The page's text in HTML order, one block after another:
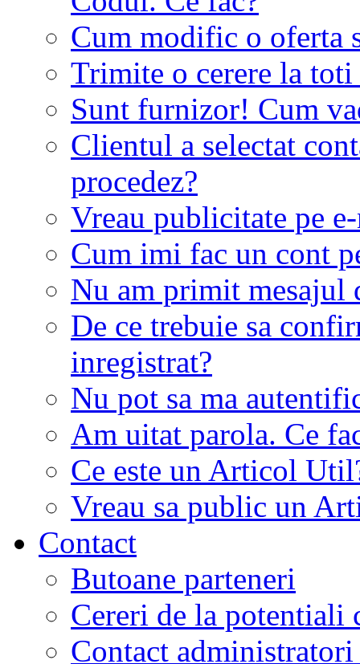
Cum modific o oferta
Trimite o cerere la
Sunt furnizor! Cum
Clientul a selectat
procedez?
Vreau publicitate pe
Cum imi fac un cont
Nu am primit mesajul
De ce trebuie sa
inregistrat?
Nu pot sa ma
Am uitat parola. Ce
Ce este un Articol
Vreau sa public un
Contact
Butoane parteneri
Cereri de la potentiali
Contact